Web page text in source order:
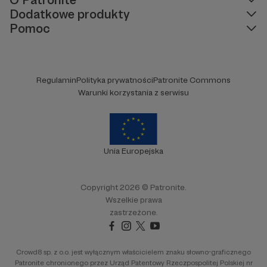
Dodatkowe produkty
Pomoc
RegulaminPolityka prywatnościPatronite Commons
Warunki korzystania z serwisu
Unia Europejska
Copyright 2026 © Patronite.
Wszelkie prawa
zastrzeżone.
Crowd8 sp. z o.o. jest wyłącznym właścicielem znaku słowno-graficznego
Patronite chronionego przez Urząd Patentowy Rzeczpospolitej Polskiej nr